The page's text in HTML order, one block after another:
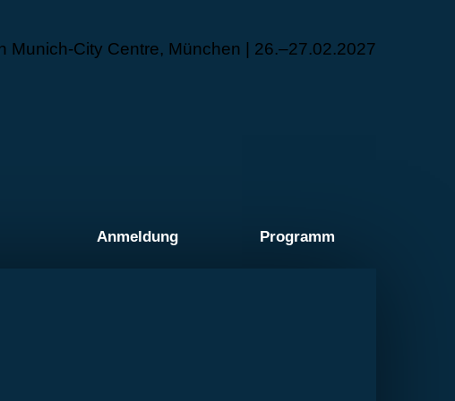
Munich-City Centre, München | 26.–27.02.2027
Anmeldung Programm